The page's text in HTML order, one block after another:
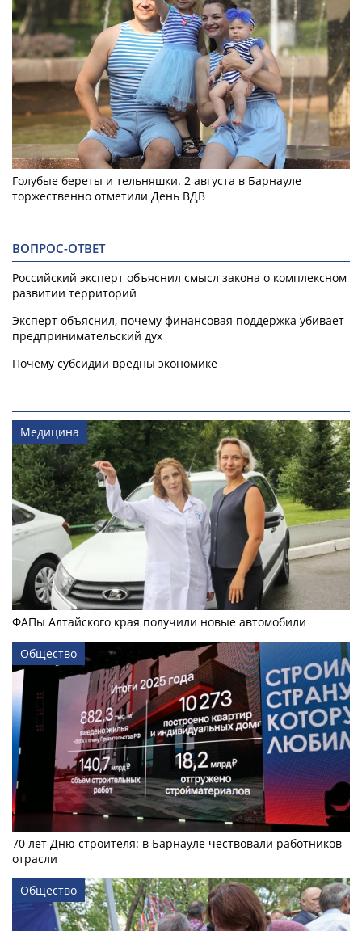
Голубые береты и тельняшки. 2 августа в Барнауле
торжественно отметили День ВДВ
ВОПРОС-ОТВЕТ
Российский эксперт объяснил смысл закона о комплексном
развитии территорий
Эксперт объяснил, почему финансовая поддержка убивает
предпринимательский дух
Почему субсидии вредны экономике
Медицина
ФАПы Алтайского края получили новые автомобили
Общество
70 лет Дню строителя: в Барнауле чествовали работников
отрасли
Общество